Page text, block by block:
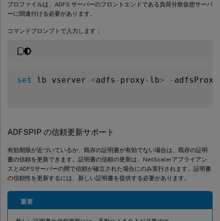
プロファイルは、ADFS サーバーのフロントエンドである負荷分散仮想サーバ
ーに関連付ける必要があります。
コマンドプロンプトで入力します：
set lb vserver <adfs - proxy - lb> -
ADFSPIP の信頼更新サポート
有効期限が近づいているか、既存の証明書が有効でない場合は、既存の証明
書の信頼を更新できます。証明書の信頼の更新は、NetScalerアプライアン
スとADFSサーバーの間で信頼が確立された場合にのみ実行されます。証明書
の信頼性を更新するには、新しい証明書を提供する必要があります。
重要